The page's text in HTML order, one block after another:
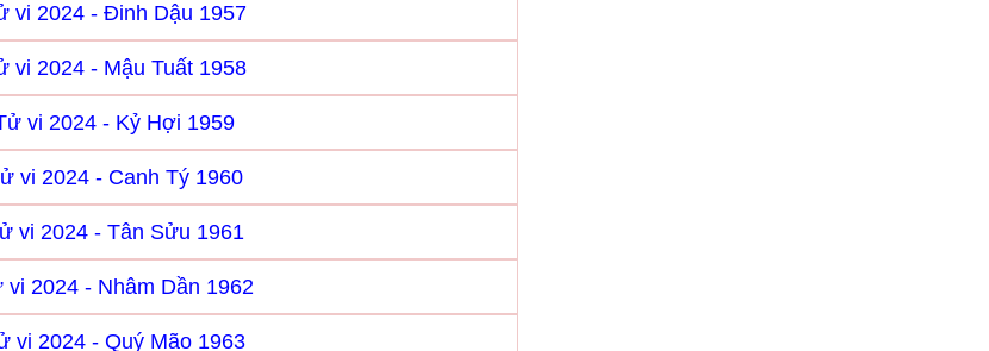
vi 2024 - Đinh Dậu 1957
vi 2024 - Mậu Tuất 1958
vi 2024 - Kỷ Hợi 1959
vi 2024 - Canh Tý 1960
vi 2024 - Tân Sửu 1961
vi 2024 - Nhâm Dần 1962
vi 2024 - Quý Mão 1963